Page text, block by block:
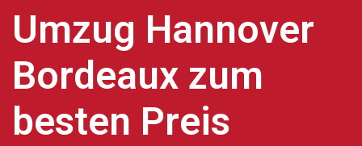
Umzug Hannover
Bordeaux zum
besten Preis